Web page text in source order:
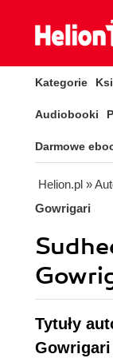
Kategorie
Audiobooki
Darmowe
Helion.pl »
Gowrigari
Tytuły